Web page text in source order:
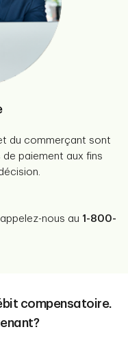
du commerçant sont
paiement aux fins
nous au 1-800-
compensatoire.